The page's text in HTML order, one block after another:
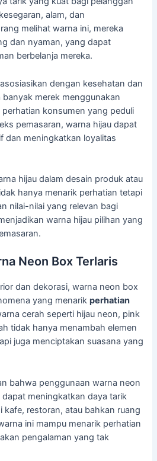
alam, dan
melihat warna ini, mereka
dan nyaman, yang dapat
berbelanja mereka.
dengan kesehatan dan
merek menggunakan
konsumen yang peduli
pemasaran, warna hijau dapat
dan meningkatkan loyalitas
hijau dalam desain produk atau
hanya menarik perhatian tetapi
nilai-nilai yang relevan bagi
warna hijau pilihan yang
Neon Box Terlaris
dan dekorasi, warna neon box
yang menarikperhatian
cerah seperti hijau neon, pink
tidak hanya menambah elemen
juga menciptakan suasana yang
bahwa penggunaan warna neon
meningkatkan daya tarik
kafe, restoran, atau bahkan ruang
ini mampu menarik perhatian
pengalaman yang tak